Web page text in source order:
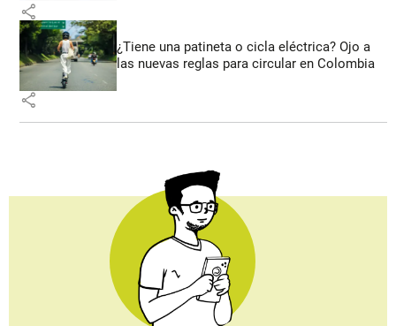
share
¿Tiene una patineta o cicla eléctrica? Ojo a
las nuevas reglas para circular en Colombia
share